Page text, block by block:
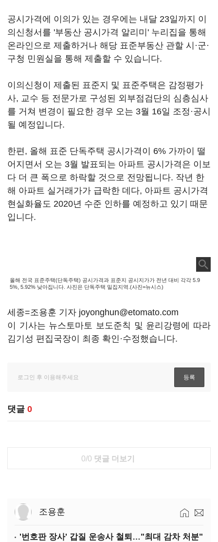
공시가격에 이의가 있는 경우에는 내달 23일까지 이
의신청서를 '부동산 공시가격 알리미' 누리집을 통해
온라인으로 제출하거나 해당 표준부동산 관할 시·군·
구청 민원실을 통해 제출할 수 있습니다.
이의신청이 제출된 표준지 및 표준주택은 감정평가
사, 교수 등 전문가로 구성된 외부점검단의 심층심사
를 거쳐 변경이 필요한 경우 오는 3월 16일 조정·공시
될 예정입니다.
한편, 올해 표준 단독주택 공시가격이 6% 가까이 떨
어지면서 오는 3월 발표되는 아파트 공시가격은 이보
다 더 큰 폭으로 하락할 것으로 전망됩니다. 작년 한
해 아파트 실거래가가 급락한 데다, 아파트 공시가격
현실화율도 2020년 수준 인하를 예정하고 있기 때문
입니다.
올해 전국 표준주택(단독주택) 공시가격과 표준지 공시지가가 전년 대비 각각 5.9
5%, 5.92% 낮아집니다. 사진은 단독주택 밀집지역.(사진=뉴시스)
세종=조용훈 기자 joyonghun@etomato.com
이 기사는 뉴스토마토 보도준칙 및 윤리강령에 따라
김기성 편집국장이 최종 확인·수정했습니다.
댓글 0
0/0 댓글 더보기
조용훈
'번호판 장사' 갑질 운송사 철퇴…"최대 감차 처분"